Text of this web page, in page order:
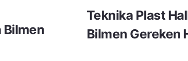
Bilmen
Teknika Plast
Bilmen Gereken